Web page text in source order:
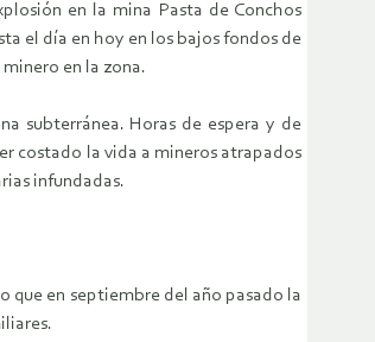
en la mina Pasta de Conchos
el día en hoy en los bajos fondos de
en la zona.
subterránea. Horas de espera y de
costado la vida a mineros atrapados
infundadas.
que en septiembre del año pasado la